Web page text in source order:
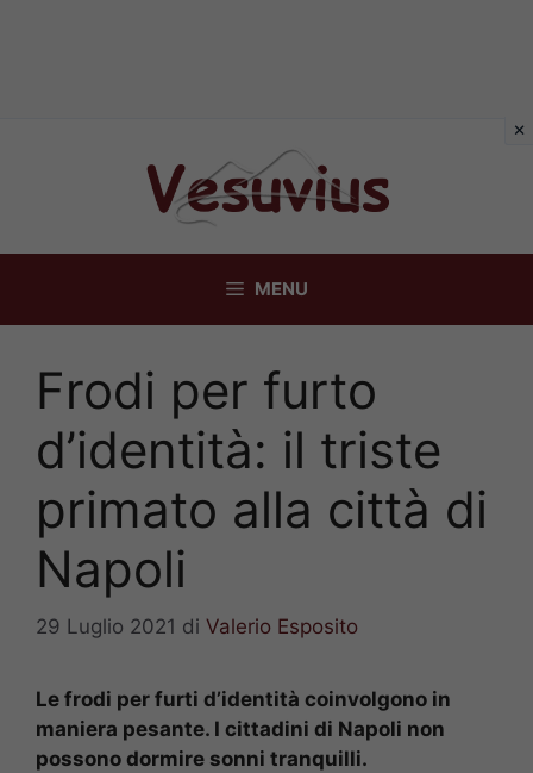
MENU
Frodi per furto
d’identità: il triste
primato alla città di
Napoli
29 Luglio 2021 di Valerio Esposito
Le frodi per furti d’identità coinvolgono in
maniera pesante. I cittadini di Napoli non
possono dormire sonni tranquilli.